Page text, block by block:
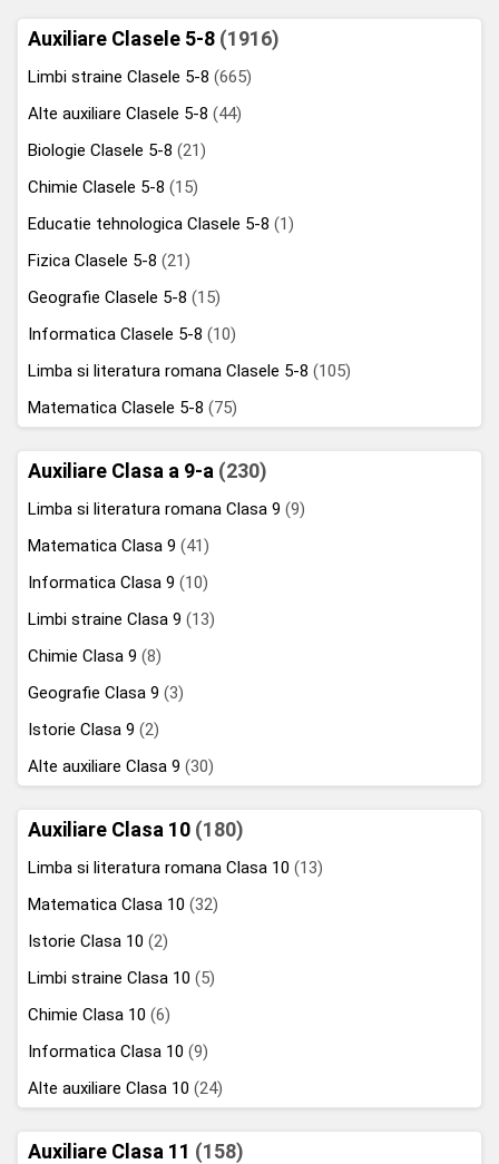
Auxiliare Clasele 5-8 (1916)
Limbi straine Clasele 5-8 (665)
Alte auxiliare Clasele 5-8 (44)
Biologie Clasele 5-8 (21)
Chimie Clasele 5-8 (15)
Educatie tehnologica Clasele 5-8 (1)
Fizica Clasele 5-8 (21)
Geografie Clasele 5-8 (15)
Informatica Clasele 5-8 (10)
Limba si literatura romana Clasele 5-8 (105)
Matematica Clasele 5-8 (75)
Auxiliare Clasa a 9-a (230)
Limba si literatura romana Clasa 9 (9)
Matematica Clasa 9 (41)
Informatica Clasa 9 (10)
Limbi straine Clasa 9 (13)
Chimie Clasa 9 (8)
Geografie Clasa 9 (3)
Istorie Clasa 9 (2)
Alte auxiliare Clasa 9 (30)
Auxiliare Clasa 10 (180)
Limba si literatura romana Clasa 10 (13)
Matematica Clasa 10 (32)
Istorie Clasa 10 (2)
Limbi straine Clasa 10 (5)
Chimie Clasa 10 (6)
Informatica Clasa 10 (9)
Alte auxiliare Clasa 10 (24)
Auxiliare Clasa 11 (158)